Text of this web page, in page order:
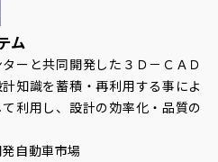
ム
ーと共同開発した３Ｄ－ＣＡＤ
知識を蓄積・再利用する事によ
利用し、設計の効率化・品質の
自動車市場